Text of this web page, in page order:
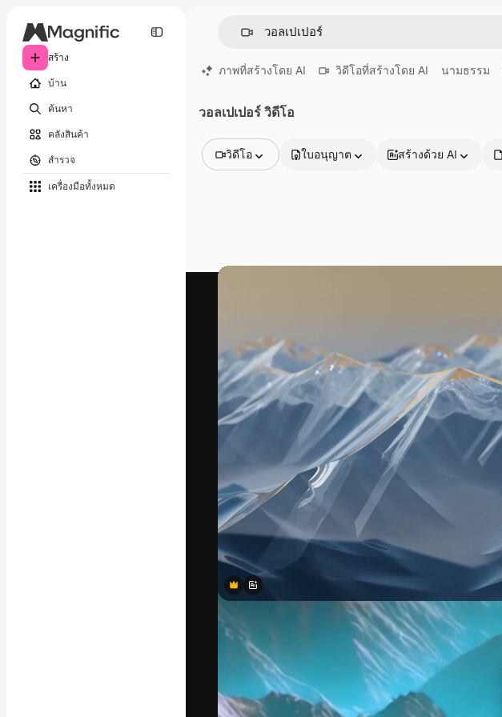
สร้าง
บ้าน
ค้นหา
คลังสินค้า
สำรวจ
เครื่องมือทั้งหมด
ภาพที่สร้างโดย AI วิดีโอที่สร้างโดย AI นามธรรม
วอลเปเปอร์ วิดีโอ
วิดีโอ
วิดีโอ
แบบจำลอง 3 มิติ
แบบอักษร
ใบอนุญาต สร้างด้วย AI
Premium
Premium
สร้างขึ้นโดย AI
Premium
Premium
สร้างขึ้นโดย AI
Premium
Premium
สร้างขึ้นโดย AI
Premium
Premium
สร้างขึ้นโดย AI
Premium
Premium
สร้างขึ้นโดย AI
Premium
Premium
Premium
Premium
สร้างขึ้นโดย AI
Premium
Premium
สร้างขึ้นโดย AI
Premium
Premium
Premium
Premium
สร้างขึ้นโดย AI
Premium
Premium
สร้างขึ้นโดย AI
Premium
Premium
สร้างขึ้นโดย AI
Premium
Premium
Premium
Premium
สร้างขึ้นโดย AI
Premium
Premium
สร้างขึ้นโดย AI
Premium
Premium
สร้างขึ้นโดย AI
Premium
Premium
Premium
Premium
สร้างขึ้นโดย AI
Premium
Premium
สร้างขึ้นโดย AI
Premium
Premium
สร้างขึ้นโดย AI
Premium
Premium
Premium
Premium
Premium
Premium
Premium
Premium
สร้างขึ้นโดย AI
Premium
Premium
Premium
Premium
Premium
Premium
Premium
Premium
สร้างขึ้นโดย AI
Premium
Premium
สร้างขึ้นโดย AI
Premium
Premium
สร้างขึ้นโดย AI
Premium
Premium
สร้างขึ้นโดย AI
Premium
Premium
สร้างขึ้นโดย AI
Premium
Premium
สร้างขึ้นโดย AI
Premium
Premium
Premium
Premium
Premium
Premium
สร้างขึ้นโดย AI
Premium
Premium
สร้างขึ้นโดย AI
Premium
Premium
สร้างขึ้นโดย AI
Premium
Premium
สร้างขึ้นโดย AI
Premium
Premium
Premium
Premium
Premium
Premium
Premium
Premium
สร้างขึ้นโดย AI
แพลตฟอร์มสร้างสรรค์เพื่อผลักดันผลงานที่ดี
ที่สุดของคุณ ผู้ใช้งานกว่า 1 ล้านราย
ครอบคลุมทั้งครีเอทีฟ, บริษัท, เอเจนซี และสตูดิ
ภาษาไทย
Copyright © 2010- 2026 Freepik Company S.L.U.